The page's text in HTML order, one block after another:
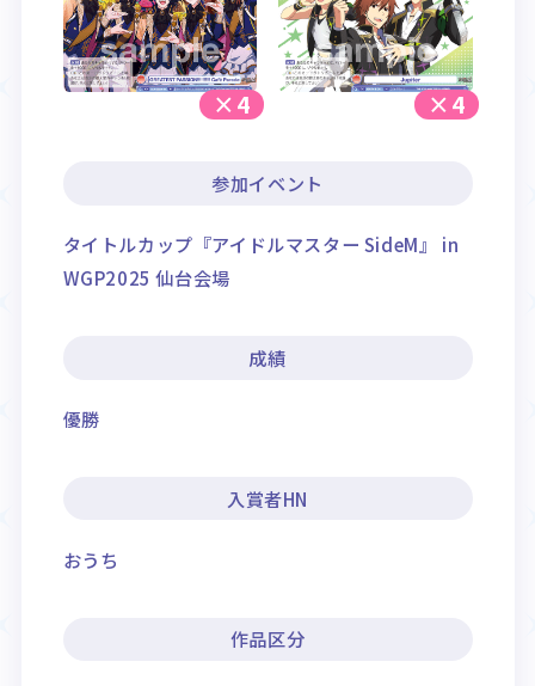
×4 ×4
参加イベント
タイトルカップ『アイドルマスター SideM』 in
WGP2025 仙台会場
成績
優勝
入賞者HN
おうち
作品区分